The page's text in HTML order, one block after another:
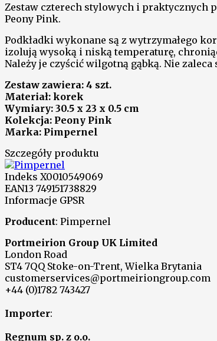
Zestaw czterech stylowych i praktycznych
Peony Pink.
Podkładki wykonane są z wytrzymałego
izolują wysoką i niską temperaturę,
Należy je czyścić wilgotną gąbką. Nie
Zestaw zawiera: 4 szt.
Materiał: korek
Wymiary: 30.5 x 23 x 0.5 cm
Kolekcja: Peony Pink
Marka: Pimpernel
Szczegóły produktu
Indeks X0010549069
EAN13 749151738829
Informacje GPSR
Producent: Pimpernel
Portmeirion Group UK Limited
London Road
ST4 7QQ Stoke-on-Trent, Wielka Brytania
customerservices@portmeiriongroup.com
+44 (0)1782 743427
Importer:
Regnum sp. z o.o.